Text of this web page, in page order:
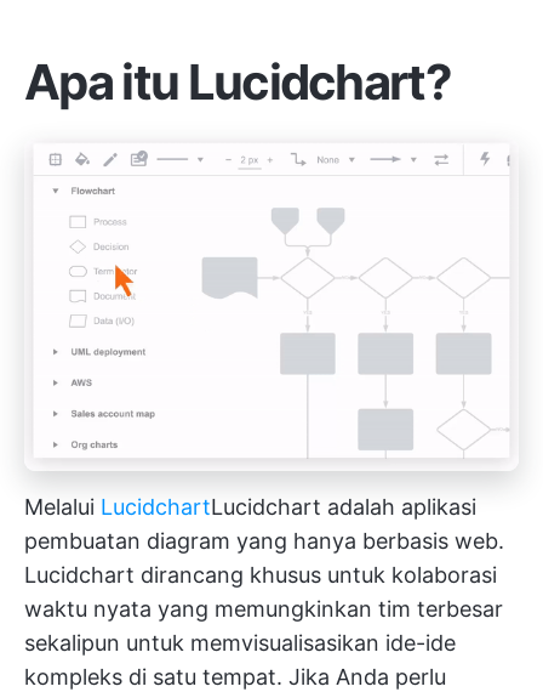
Apa itu Lucidchart?
Melalui LucidchartLucidchart adalah aplikasi
pembuatan diagram yang hanya berbasis web.
Lucidchart dirancang khusus untuk kolaborasi
waktu nyata yang memungkinkan tim terbesar
sekalipun untuk memvisualisasikan ide-ide
kompleks di satu tempat. Jika Anda perlu